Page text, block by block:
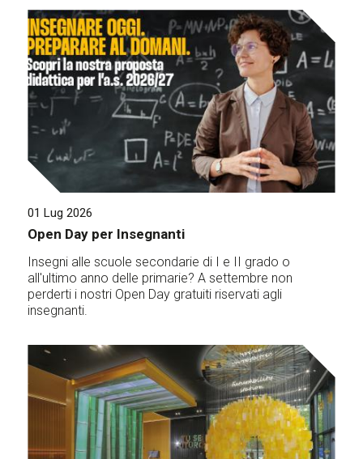
01 Lug 2026
Open Day per Insegnanti
Insegni alle scuole secondarie di I e II grado o
all'ultimo anno delle primarie? A settembre non
perderti i nostri Open Day gratuiti riservati agli
insegnanti.